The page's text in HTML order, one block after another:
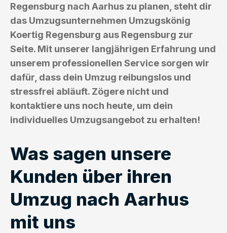
Regensburg nach Aarhus zu planen, steht dir
das Umzugsunternehmen Umzugskönig
Koertig Regensburg aus Regensburg zur
Seite. Mit unserer langjährigen Erfahrung und
unserem professionellen Service sorgen wir
dafür, dass dein Umzug reibungslos und
stressfrei abläuft. Zögere nicht und
kontaktiere uns noch heute, um dein
individuelles Umzugsangebot zu erhalten!
Was sagen unsere
Kunden über ihren
Umzug nach Aarhus
mit uns